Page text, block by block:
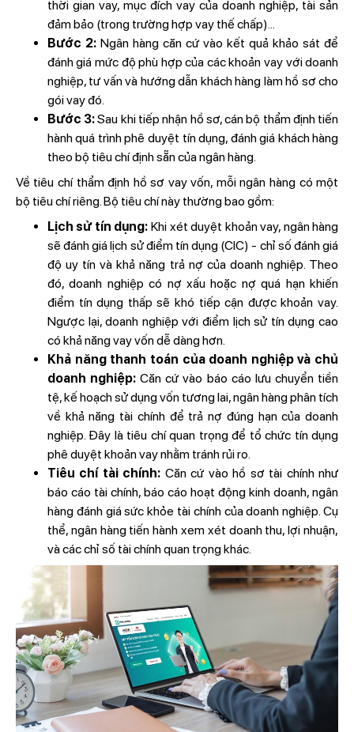
thời gian vay, mục đích vay của doanh nghiệp, tài sản
đảm bảo (trong trường hợp vay thế chấp)...
Bước 2:Ngân hàng căn cứ vào kết quả khảo sát để
đánh giá mức độ phù hợp của các khoản vay với doanh
nghiệp, tư vấn và hướng dẫn khách hàng làm hồ sơ cho
gói vay đó.
Bước 3:Sau khi tiếp nhận hồ sơ, cán bộ thẩm định tiến
hành quá trình phê duyệt tín dụng, đánh giá khách hàng
theo bộ tiêu chí định sẵn của ngân hàng.
Về tiêu chí thẩm định hồ sơ vay vốn, mỗi ngân hàng có một
bộ tiêu chí riêng. Bộ tiêu chí này thường bao gồm:
Lịch sử tín dụng: Khi xét duyệt khoản vay, ngân hàng
sẽ đánh giá lịch sử điểm tín dụng (CIC) - chỉ số đánh giá
độ uy tín và khả năng trả nợ của doanh nghiệp. Theo
đó, doanh nghiệp có nợ xấu hoặc nợ quá hạn khiến
điểm tín dụng thấp sẽ khó tiếp cận được khoản vay.
Ngược lại, doanh nghiệp với điểm lịch sử tín dụng cao
có khả năng vay vốn dễ dàng hơn.
Khả năng thanh toán của doanh nghiệp và chủ
doanh nghiệp: Căn cứ vào báo cáo lưu chuyển tiền
tệ, kế hoạch sử dụng vốn tương lai, ngân hàng phân tích
về khả năng tài chính để trả nợ đúng hạn của doanh
nghiệp. Đây là tiêu chí quan trọng để tổ chức tín dụng
phê duyệt khoản vay nhằm tránh rủi ro.
Tiêu chí tài chính: Căn cứ vào hồ sơ tài chính như
báo cáo tài chính, báo cáo hoạt động kinh doanh, ngân
hàng đánh giá sức khỏe tài chính của doanh nghiệp. Cụ
thể, ngân hàng tiến hành xem xét doanh thu, lợi nhuận,
và các chỉ số tài chính quan trọng khác.